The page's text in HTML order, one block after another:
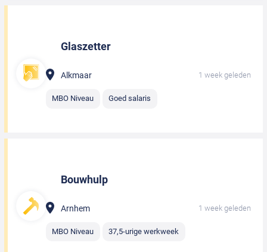
Glaszetter
Alkmaar 1 week geleden
MBO Niveau Goed salaris
Bouwhulp
Arnhem 1 week geleden
MBO Niveau 37,5-urige werkweek